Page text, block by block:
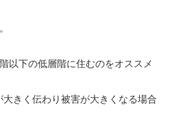
以下の低層階に住むのをオススメ
きく伝わり被害が大きくなる場合